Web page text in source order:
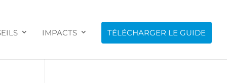
IMPACTS TÉLÉCHARGER LE GUIDE